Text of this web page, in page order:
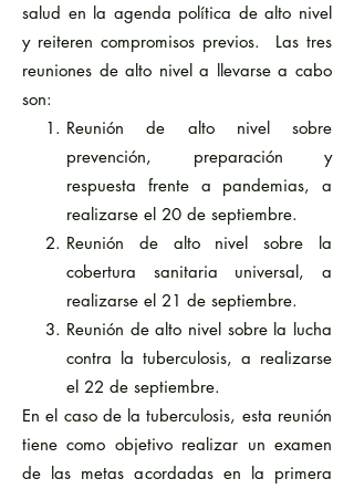
salud en la agenda política de alto nivel
y reiteren compromisos previos. Las tres
reuniones de alto nivel a llevarse a cabo
son:
Reunión de alto nivel sobre
prevención, preparación y
respuesta frente a pandemias, a
realizarse el 20 de septiembre.
Reunión de alto nivel sobre la
cobertura sanitaria universal, a
realizarse el 21 de septiembre.
Reunión de alto nivel sobre la lucha
contra la tuberculosis, a realizarse
el 22 de septiembre.
En el caso de la tuberculosis, esta reunión
tiene como objetivo realizar un examen
de las metas acordadas en la primera